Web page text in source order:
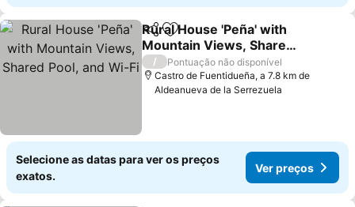
PartilharAdicionar aos favoritos
Rural House 'Peña' with
Mountain Views, Shared
Pool, and Wi-Fi
/
Pontuação não disponível
Castro de Fuentidueña, a 7.8 km de
Aldeanueva de la Serrezuela
Selecione as datas para ver os preços
exatos.
Ver preços